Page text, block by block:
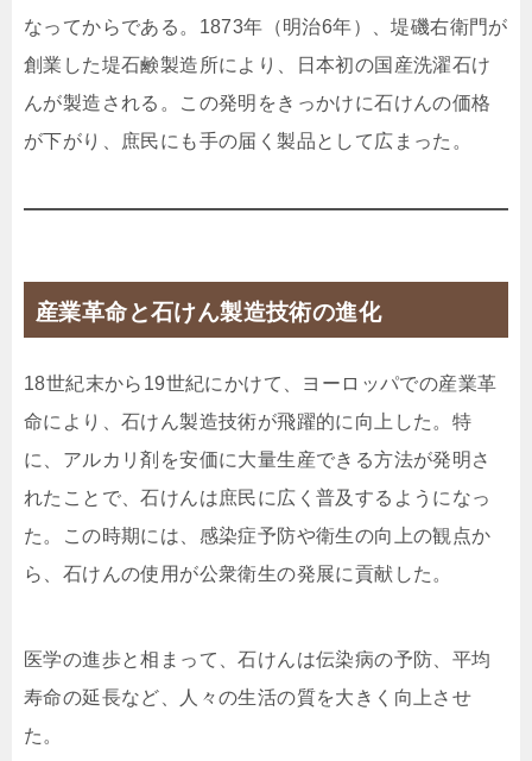
なってからである。1873年（明治6年）、堤磯右衛門が
創業した堤石鹸製造所により、日本初の国産洗濯石け
んが製造される。この発明をきっかけに石けんの価格
が下がり、庶民にも手の届く製品として広まった。
産業革命と石けん製造技術の進化
18世紀末から19世紀にかけて、ヨーロッパでの産業革
命により、石けん製造技術が飛躍的に向上した。特
に、アルカリ剤を安価に大量生産できる方法が発明さ
れたことで、石けんは庶民に広く普及するようになっ
た。この時期には、感染症予防や衛生の向上の観点か
ら、石けんの使用が公衆衛生の発展に貢献した。
医学の進歩と相まって、石けんは伝染病の予防、平均
寿命の延長など、人々の生活の質を大きく向上させ
た。